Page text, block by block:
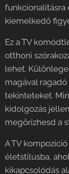
funkcionalitásra
kiemelkedő
Ez a TV
otthoni
lehet.
magával
tekinteteket.
kidolgozás
megőrizhesd a
A TV
életstílusba,
kikapcsolódás